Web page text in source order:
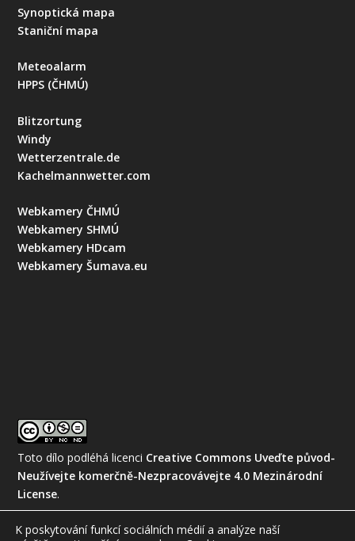
Synoptická mapa
Staniční mapa
Meteoalarm
HPPS (ČHMÚ)
Blitzortung
Windy
Wetterzentrale.de
Kachelmannwetter.com
Webkamery ČHMÚ
Webkamery SHMÚ
Webkamery HDcam
Webkamery Šumava.eu
Toto dílo podléhá licenci Creative Commons Uveďte původ-
Neužívejte komerčně-Nezpracovávejte 4.0 Mezinárodní
License.
K poskytování funkcí sociálních médií a analýze naší